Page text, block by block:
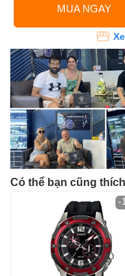
MUA NGAY
Có thể bạn cũng thích
-